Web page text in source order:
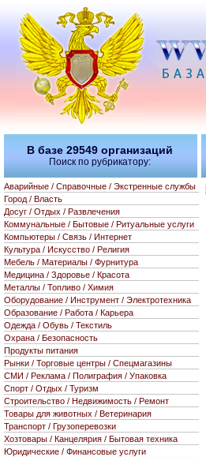
В базе 29549 организаций
Поиск по рубрикатору:
Аварийные / Справочные / Экстренные службы
Город / Власть
Досуг / Отдых / Развлечения
Коммунальные / Бытовые / Ритуальные услуги
Компьютеры / Связь / Интернет
Культура / Искусство / Религия
Мебель / Материалы / Фурнитура
Медицина / Здоровье / Красота
Металлы / Топливо / Химия
Оборудование / Инструмент / Электротехника
Образование / Работа / Карьера
Одежда / Обувь / Текстиль
Охрана / Безопасность
Продукты питания
Рынки / Торговые центры / Спецмагазины
СМИ / Реклама / Полиграфия / Упаковка
Спорт / Отдых / Туризм
Строительство / Недвижимость / Ремонт
Товары для животных / Ветеринария
Транспорт / Грузоперевозки
Хозтовары / Канцелярия / Бытовая техника
Юридические / Финансовые услуги